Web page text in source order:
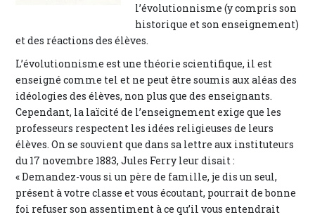
l’évolutionnisme (y compris son
historique et son enseignement)
et des réactions des élèves.
L’évolutionnisme est une théorie scientifique, il est
enseigné comme tel et ne peut être soumis aux aléas des
idéologies des élèves, non plus que des enseignants.
Cependant, la laïcité de l’enseignement exige que les
professeurs respectent les idées religieuses de leurs
élèves. On se souvient que dans sa lettre aux instituteurs
du 17 novembre 1883, Jules Ferry leur disait :
« Demandez-vous si un père de famille, je dis un seul,
présent à votre classe et vous écoutant, pourrait de bonne
foi refuser son assentiment à ce qu’il vous entendrait